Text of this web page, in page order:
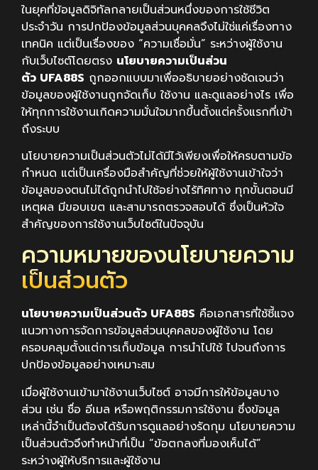
ในยุคที่ข้อมูลดิจิทัลกลายเป็นส่วนหนึ่งของการใช้ชีวิต
ประจำวัน การปกป้องข้อมูลส่วนบุคคลจึงไม่ใช่แค่เรื่องทาง
เทคนิค แต่เป็นเรื่องของ “ความเชื่อมั่น” ระหว่างผู้ใช้งาน
กับเว็บไซต์โดยตรง นโยบายความเป็นส่วน
ตัว UFA88S ถูกออกแบบมาเพื่ออธิบายอย่างชัดเจนว่า
ข้อมูลของผู้ใช้งานถูกจัดเก็บ ใช้งาน และดูแลอย่างไร เพื่อ
ให้ทุกการใช้งานเกิดความมั่นใจมากขึ้นตั้งแต่ครั้งแรกที่เข้า
ถึงระบบ
นโยบายความเป็นส่วนตัวไม่ได้มีไว้เพียงเพื่อให้ครบตามข้อ
กำหนด แต่เป็นเครื่องมือสำคัญที่ช่วยให้ผู้ใช้งานเข้าใจว่า
ข้อมูลของตนไม่ได้ถูกนำไปใช้อย่างไร้ทิศทาง ทุกขั้นตอนมี
เหตุผล มีขอบเขต และสามารถตรวจสอบได้ ซึ่งเป็นหัวใจ
สำคัญของการใช้งานเว็บไซต์ในปัจจุบัน
ความหมายของนโยบายความ
เป็นส่วนตัว
นโยบายความเป็นส่วนตัว UFA88S คือเอกสารที่ใช้ชี้แจง
แนวทางการจัดการข้อมูลส่วนบุคคลของผู้ใช้งาน โดย
ครอบคลุมตั้งแต่การเก็บข้อมูล การนำไปใช้ ไปจนถึงการ
ปกป้องข้อมูลอย่างเหมาะสม
เมื่อผู้ใช้งานเข้ามาใช้งานเว็บไซต์ อาจมีการให้ข้อมูลบาง
ส่วน เช่น ชื่อ อีเมล หรือพฤติกรรมการใช้งาน ซึ่งข้อมูล
เหล่านี้จำเป็นต้องได้รับการดูแลอย่างรัดกุม นโยบายความ
เป็นส่วนตัวจึงทำหน้าที่เป็น “ข้อตกลงที่มองเห็นได้”
ระหว่างผู้ให้บริการและผู้ใช้งาน